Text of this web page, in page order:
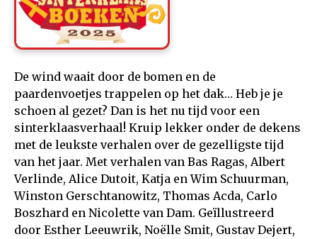
De wind waait door de bomen en de
paardenvoetjes trappelen op het dak… Heb je je
schoen al gezet? Dan is het nu tijd voor een
sinterklaasverhaal! Kruip lekker onder de dekens
met de leukste verhalen over de gezelligste tijd
van het jaar. Met verhalen van Bas Ragas, Albert
Verlinde, Alice Dutoit, Katja en Wim Schuurman,
Winston Gerschtanowitz, Thomas Acda, Carlo
Boszhard en Nicolette van Dam. Geïllustreerd
door Esther Leeuwrik, Noëlle Smit, Gustav Dejert,